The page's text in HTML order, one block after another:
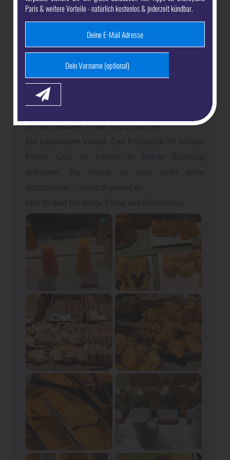
Dich auf ein reichhaltiges Frühstücksbuffet
steht Dir jeden Morgen eine große Auswahl an
Speisen zur Verfügung.
Ab 7:00 Uhr erwartet Dich das Buffet in der
gemütlichen Atmosphäre der Golden Forest
Lounge. Ob Croissants, Baguette, Pancakes oder
um gut gestärkt in den Tag zu starten.
Paris & weitere Vorteile - natürlich kostenlos & jederzeit kündbar.